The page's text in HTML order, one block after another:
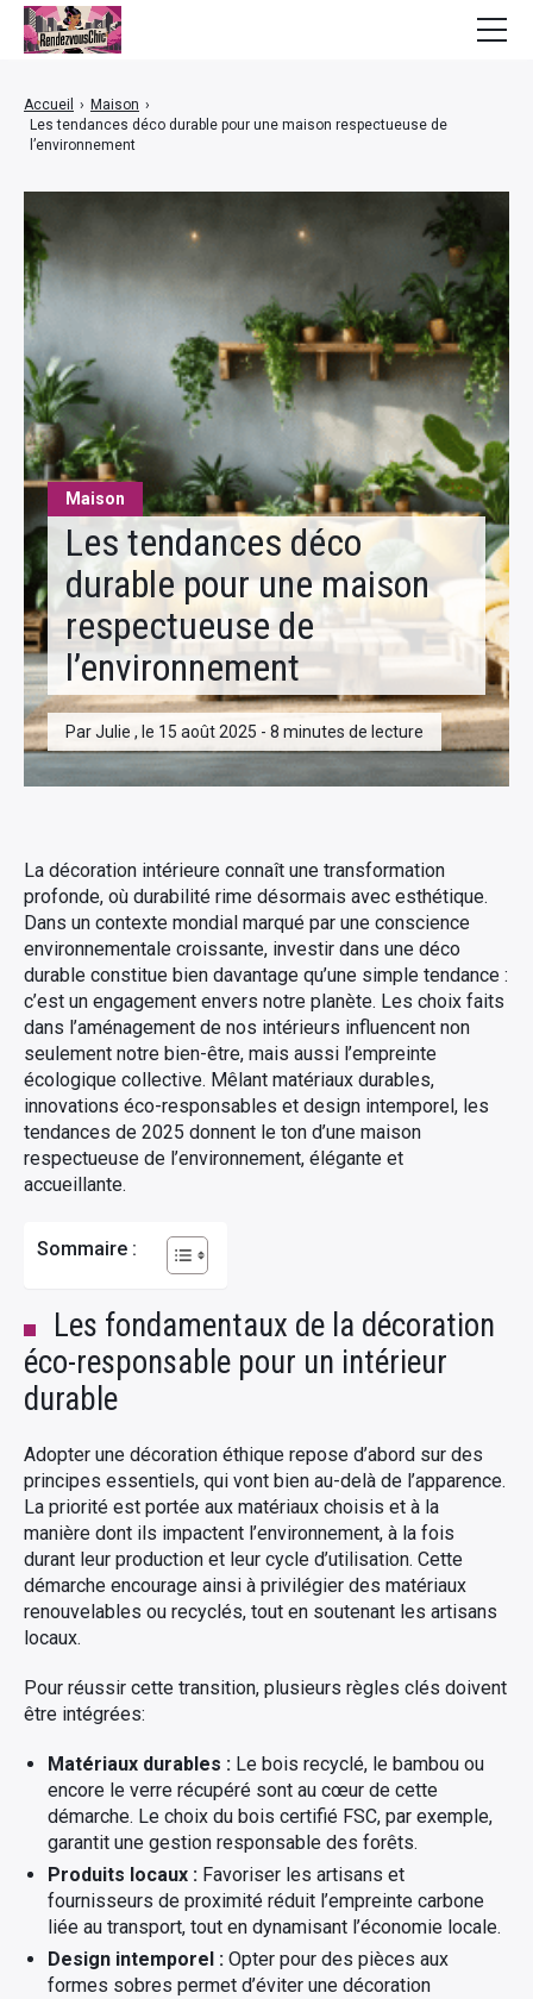
Maison
Les tendances déco
durable pour une maison
respectueuse de
l’environnement
Par Julie , le 15 août 2025 - 8 minutes de lecture
Accueil › Maison ›
Les tendances déco durable pour une maison respectueuse de
l’environnement
La décoration intérieure connaît une transformation
profonde, où durabilité rime désormais avec esthétique.
Dans un contexte mondial marqué par une conscience
environnementale croissante, investir dans une déco
durable constitue bien davantage qu’une simple tendance :
c’est un engagement envers notre planète. Les choix faits
dans l’aménagement de nos intérieurs influencent non
seulement notre bien-être, mais aussi l’empreinte
écologique collective. Mêlant matériaux durables,
innovations éco-responsables et design intemporel, les
tendances de 2025 donnent le ton d’une maison
respectueuse de l’environnement, élégante et
accueillante.
Sommaire :
Les fondamentaux de la décoration
éco-responsable pour un intérieur
durable
Adopter une décoration éthique repose d’abord sur des
principes essentiels, qui vont bien au-delà de l’apparence.
La priorité est portée aux matériaux choisis et à la
manière dont ils impactent l’environnement, à la fois
durant leur production et leur cycle d’utilisation. Cette
démarche encourage ainsi à privilégier des matériaux
renouvelables ou recyclés, tout en soutenant les artisans
locaux.
Pour réussir cette transition, plusieurs règles clés doivent
être intégrées:
Matériaux durables : Le bois recyclé, le bambou ou
encore le verre récupéré sont au cœur de cette
démarche. Le choix du bois certifié FSC, par exemple,
garantit une gestion responsable des forêts.
Produits locaux : Favoriser les artisans et
fournisseurs de proximité réduit l’empreinte carbone
liée au transport, tout en dynamisant l’économie locale.
Design intemporel : Opter pour des pièces aux
formes sobres permet d’éviter une décoration
Bien-être
Lifestyle
Finance